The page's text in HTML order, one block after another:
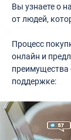
Вы узнаете о
от людей,
Процесс
онлайн и
преимущества
поддержке: